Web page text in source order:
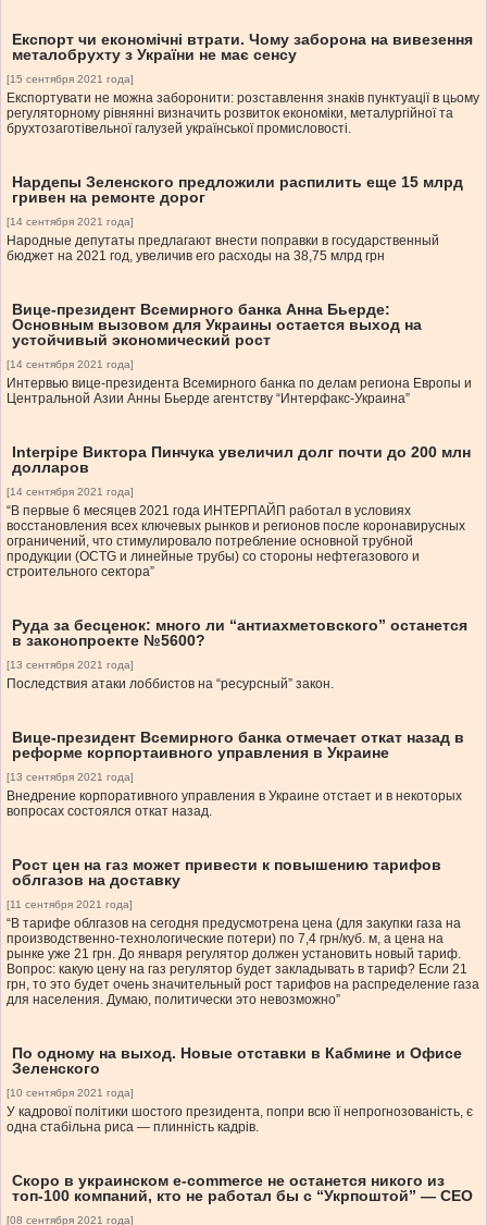
Експорт чи економічні втрати. Чому заборона на вивезення
металобрухту з України не має сенсу
[15 сентября 2021 года]
Експортувати не можна заборонити: розставлення знаків пунктуації в цьому
регуляторному рівнянні визначить розвиток економіки, металургійної та
брухтозаготівельної галузей української промисловості.
Нардепы Зеленского предложили распилить еще 15 млрд
гривен на ремонте дорог
[14 сентября 2021 года]
Народные депутаты предлагают внести поправки в государственный
бюджет на 2021 год, увеличив его расходы на 38,75 млрд грн
Вице-президент Всемирного банка Анна Бьерде:
Основным вызовом для Украины остается выход на
устойчивый экономический рост
[14 сентября 2021 года]
Интервью вице-президента Всемирного банка по делам региона Европы и
Центральной Азии Анны Бьерде агентству “Интерфакс-Украина”
Interpipe Виктора Пинчука увеличил долг почти до 200 млн
долларов
[14 сентября 2021 года]
“В первые 6 месяцев 2021 года ИНТЕРПАЙП работал в условиях
восстановления всех ключевых рынков и регионов после коронавирусных
ограничений, что стимулировало потребление основной трубной
продукции (OCTG и линейные трубы) со стороны нефтегазового и
строительного сектора”
Руда за бесценок: много ли “антиахметовского” останется
в законопроекте №5600?
[13 сентября 2021 года]
Последствия атаки лоббистов на “ресурсный” закон.
Вице-президент Всемирного банка отмечает откат назад в
реформе корпортаивного управления в Украине
[13 сентября 2021 года]
Внедрение корпоративного управления в Украине отстает и в некоторых
вопросах состоялся откат назад.
Рост цен на газ может привести к повышению тарифов
облгазов на доставку
[11 сентября 2021 года]
“В тарифе облгазов на сегодня предусмотрена цена (для закупки газа на
производственно-технологические потери) по 7,4 грн/куб. м, а цена на
рынке уже 21 грн. До января регулятор должен установить новый тариф.
Вопрос: какую цену на газ регулятор будет закладывать в тариф? Если 21
грн, то это будет очень значительный рост тарифов на распределение газа
для населения. Думаю, политически это невозможно”
По одному на выход. Новые отставки в Кабмине и Офисе
Зеленского
[10 сентября 2021 года]
У кадрової політики шостого президента, попри всю її непрогнозованість, є
одна стабільна риса — плинність кадрів.
Скоро в украинском е-commerce не останется никого из
топ-100 компаний, кто не работал бы с “Укрпоштой” — СЕО
[08 сентября 2021 года]